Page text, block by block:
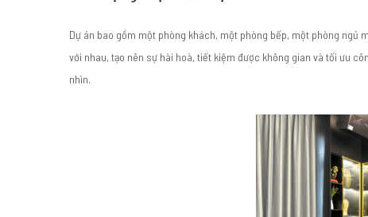
Dự án bao gồm một phòng khách, một phòng bếp, một phòng
với nhau, tạo nên sự hài hoà, tiết kiệm được không gian và tối ưu
nhìn.